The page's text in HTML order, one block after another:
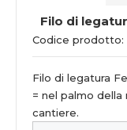
Filo di
Codice prodotto:
Filo di legatura
= nel palmo
cantiere.